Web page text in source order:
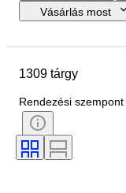
Vásárlás most
Country of origin
Szín
Tápegység
Korszak
1309 tárgy
Rendezési szempont